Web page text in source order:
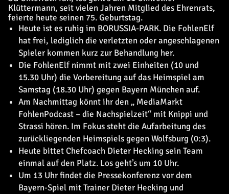
Klüttermann, seit vielen Jahren Mitglied des Ehrenrats,
feierte heute seinen 75. Geburtstag.
Heute ist es ruhig im BORUSSIA-PARK. Die FohlenElf
hat frei, lediglich die verletzten oder angeschlagenen
Spieler kommen kurz zur Behandlung her.
Die FohlenElf nimmt mit zwei Einheiten (10 und
15.30 Uhr) die Vorbereitung auf das Heimspiel am
Samstag (18.30 Uhr) gegen Bayern München auf.
Am Nachmittag könnt ihr den „ MediaMarkt
FohlenPodcast – die Nachspielzeit“ mit Knippi und
Strassi hören. Im Fokus steht die Aufarbeitung des
zurückliegenden Heimspiels gegen Wolfsburg (0:3).
Heute bittet Chefcoach Dieter Hecking sein Team
einmal auf den Platz. Los geht’s um 10 Uhr.
Um 13 Uhr findet die Pressekonferenz vor dem
Bayern-Spiel mit Trainer Dieter Hecking und